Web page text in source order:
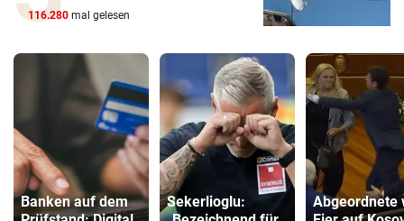
116.280 mal gelesen
Banken auf dem
Sekerlioglu:
Abgeordnete